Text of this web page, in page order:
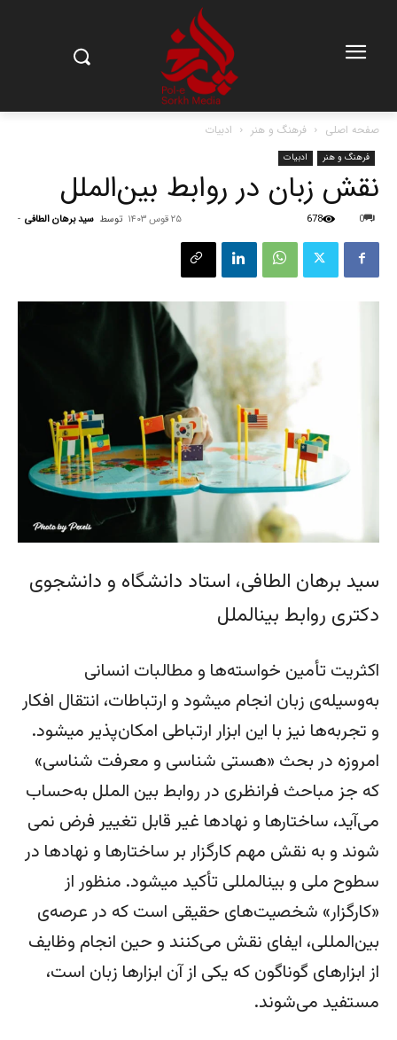
صفحه اصلی فرهنگ و هنر ادبیات
فرهنگ و هنر ادبیات
نقش زبان در روابط بین‌الملل
توسط سید برهان الطافی - ۲۵ قوس ۱۴۰۳ 0
678
سید برهان الطافی، استاد دانشگاه و دانشجوی
دکتری روابط بین­الملل
اکثریت تأمین خواسته­‌ها و مطالبات­ انسانی
به‌وسیله‌ی زبان انجام می­شود و ارتباطات، انتقال افکار
و تجربه­‌ها نیز با این ابزار ارتباطی امکان‌پذیر می­شود.
امروزه در بحث «هستی شناسی و معرفت شناسی»
که جز مباحث فرانظری در روابط بین الملل به‌حساب
می‌آید، ساختارها و نهادها غیر قابل تغییر فرض نمی­‌
شوند و به نقش مهم کارگزار بر ساختارها و نهادها در
سطوح ملی و بین­المللی تأکید می­شود. منظور از
«کارگزار» شخصیت‌های حقیقی است که در عرصه‌ی
بین‌المللی، ایفای نقش می‌کنند و حین انجام وظایف
از ابزارهای گوناگون که یکی از آن‌ ابزارها زبان است،
مستفید می‌شوند.